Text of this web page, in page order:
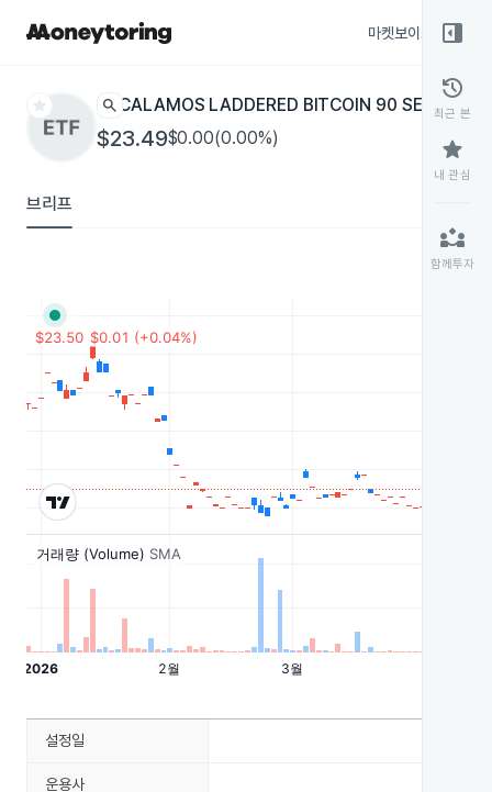
마켓보이스
star search CALAMOS LADDERED BITCOIN 90 SERIES
$23.49$0.00(0.00%)
브리프
right_panel_open
history
최근 본
star
내 관심
partner_exchange
함께투자